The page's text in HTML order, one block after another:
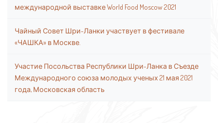
международной выставке World Food Moscow 2021
Чайный Совет Шри-Ланки участвует в фестивале
«ЧАШКА» в Москве.
Участие Посольства Республики Шри-Ланка в Съезде
Международного союза молодых ученых 21 мая 2021
года, Московская область